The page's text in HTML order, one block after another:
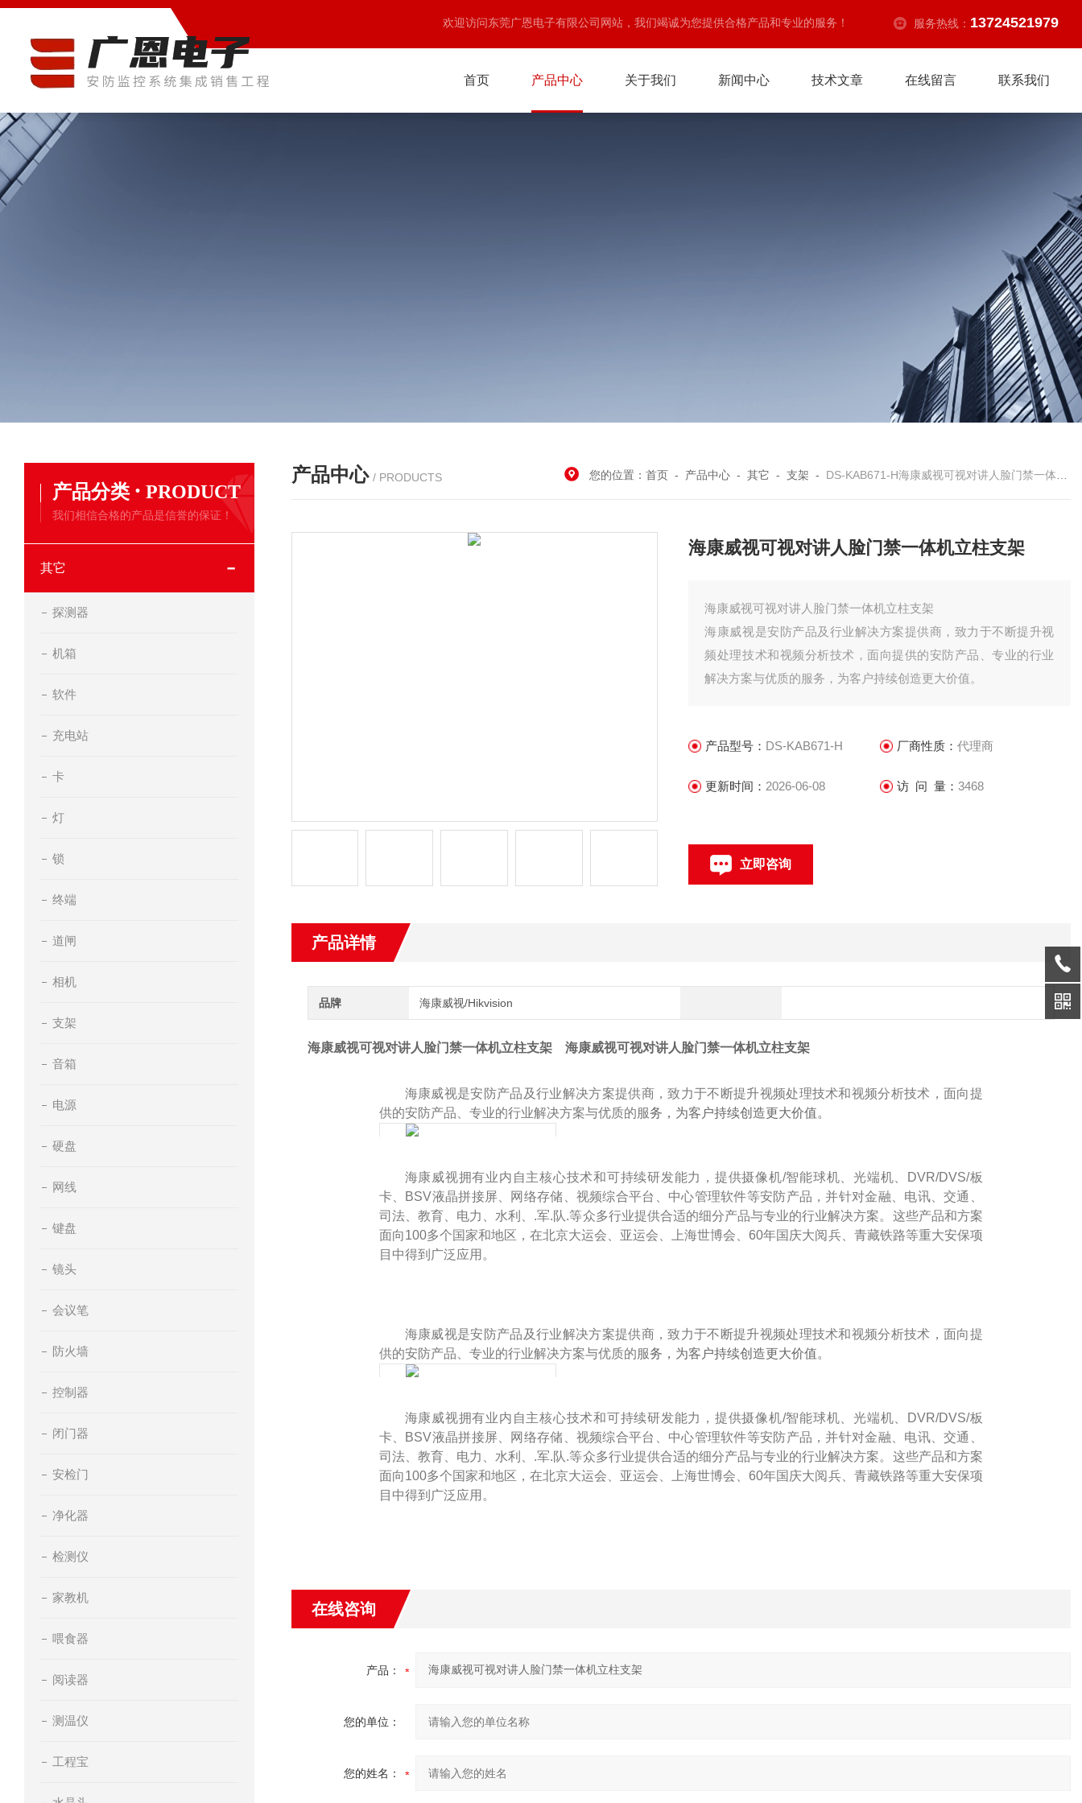
欢迎访问东莞广恩电子有限公司网站，我们竭诚为您提供合格产品和专业的服务！ 服务热线： 13724521979
首页 产品中心 关于我们 新闻中心 技术文章 在线留言 联系我们
产品分类 · PRODUCT
我们相信合格的产品是信誉的保证！
其它
探测器
机箱
软件
充电站
卡
灯
锁
终端
道闸
相机
支架
音箱
电源
硬盘
网线
键盘
镜头
会议笔
防火墙
控制器
闭门器
安检门
净化器
检测仪
家教机
喂食器
阅读器
测温仪
工程宝
产品中心 / PRODUCTS 您的位置：首页 - 产品中心 -其它 -支架 - DS-KAB671-H海康威视可视对讲人脸门禁一体机立柱支架
海康威视可视对讲人脸门禁一体机立柱支架
海康威视可视对讲人脸门禁一体机立柱支架
海康威视是安防产品及行业解决方案提供商，致力于不断提升视
频处理技术和视频分析技术，面向提供的安防产品、专业的行业
解决方案与优质的服务，为客户持续创造更大价值。
产品型号： DS-KAB671-H 厂商性质： 代理商
更新时间： 2026-06-08 访 问 量： 3468
立即咨询
产品详情
品牌 海康威视/Hikvision
海康威视可视对讲人脸门禁一体机立柱支架 海康威视可视对讲人脸门禁一体机立柱支架
海康威视是安防产品及行业解决方案提供商，致力于不断提升视频处理技术和视频分析技术，面向提
供的安防产品、专业的行业解决方案与优质的服务，为客户持续创造更大价值。
海康威视拥有业内自主核心技术和可持续研发能力，提供摄像机/智能球机、光端机、DVR/DVS/板
卡、BSV液晶拼接屏、网络存储、视频综合平台、中心管理软件等安防产品，并针对金融、电讯、交通、
司法、教育、电力、水利、.军.队.等众多行业提供合适的细分产品与专业的行业解决方案。这些产品和方案
面向100多个国家和地区，在北京大运会、亚运会、上海世博会、60年国庆大阅兵、青藏铁路等重大安保项
目中得到广泛应用。
海康威视是安防产品及行业解决方案提供商，致力于不断提升视频处理技术和视频分析技术，面向提
供的安防产品、专业的行业解决方案与优质的服务，为客户持续创造更大价值。
海康威视拥有业内自主核心技术和可持续研发能力，提供摄像机/智能球机、光端机、DVR/DVS/板
卡、BSV液晶拼接屏、网络存储、视频综合平台、中心管理软件等安防产品，并针对金融、电讯、交通、
司法、教育、电力、水利、.军.队.等众多行业提供合适的细分产品与专业的行业解决方案。这些产品和方案
面向100多个国家和地区，在北京大运会、亚运会、上海世博会、60年国庆大阅兵、青藏铁路等重大安保项
目中得到广泛应用。
在线咨询
产品：
您的单位：
您的姓名：